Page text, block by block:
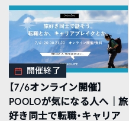
開催終了
【7/6オンライン開催】
POOLOが気になる人へ｜旅
好き同士で転職・キャリア